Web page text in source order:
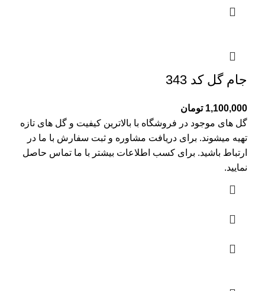
جام گل کد 343
1,100,000 تومان
گل های موجود در فروشگاه با بالاترین کیفیت و گل های تازه
تهیه میشوند. برای دریافت مشاوره و ثبت سفارش با ما در
ارتباط باشید. برای کسب اطلاعات بیشتر با ما تماس حاصل
نمایید.